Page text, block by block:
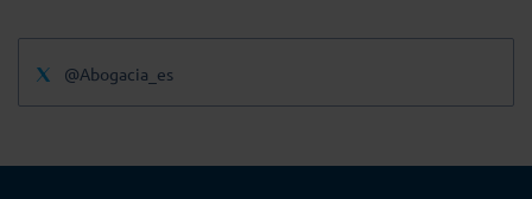
@Abogacia_es